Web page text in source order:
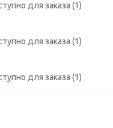
для заказа (1)
для заказа (1)
для заказа (1)